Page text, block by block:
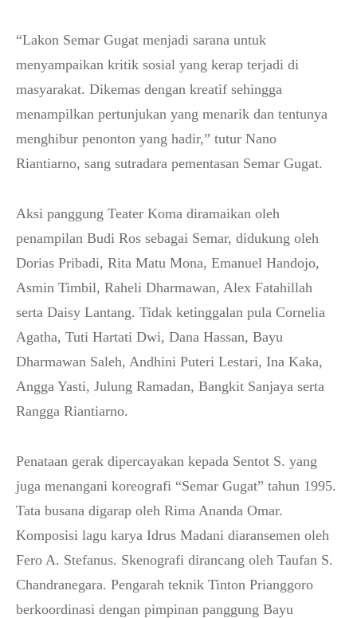
“Lakon Semar Gugat menjadi sarana untuk
menyampaikan kritik sosial yang kerap terjadi di
masyarakat. Dikemas dengan kreatif sehingga
menampilkan pertunjukan yang menarik dan tentunya
menghibur penonton yang hadir,” tutur Nano
Riantiarno, sang sutradara pementasan Semar Gugat.
Aksi panggung Teater Koma diramaikan oleh
penampilan Budi Ros sebagai Semar, didukung oleh
Dorias Pribadi, Rita Matu Mona, Emanuel Handojo,
Asmin Timbil, Raheli Dharmawan, Alex Fatahillah
serta Daisy Lantang. Tidak ketinggalan pula Cornelia
Agatha, Tuti Hartati Dwi, Dana Hassan, Bayu
Dharmawan Saleh, Andhini Puteri Lestari, Ina Kaka,
Angga Yasti, Julung Ramadan, Bangkit Sanjaya serta
Rangga Riantiarno.
Penataan gerak dipercayakan kepada Sentot S. yang
juga menangani koreografi “Semar Gugat” tahun 1995.
Tata busana digarap oleh Rima Ananda Omar.
Komposisi lagu karya Idrus Madani diaransemen oleh
Fero A. Stefanus. Skenografi dirancang oleh Taufan S.
Chandranegara. Pengarah teknik Tinton Prianggoro
berkoordinasi dengan pimpinan panggung Bayu